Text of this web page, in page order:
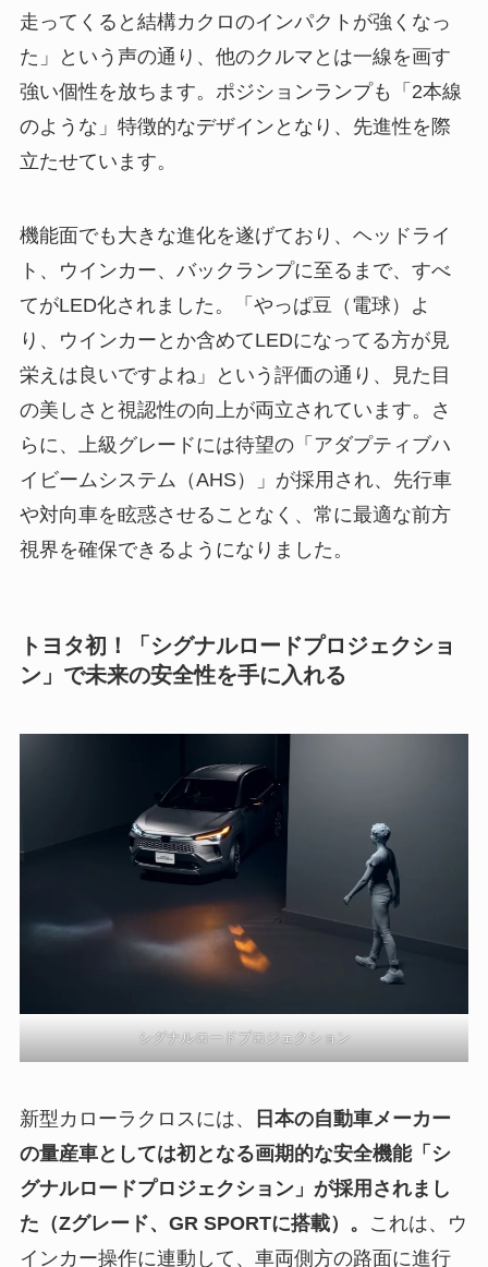
走ってくると結構カクロのインパクトが強くなっ
た」という声の通り、他のクルマとは一線を画す
強い個性を放ちます。ポジションランプも「2本線
のような」特徴的なデザインとなり、先進性を際
立たせています。
機能面でも大きな進化を遂げており、ヘッドライ
ト、ウインカー、バックランプに至るまで、すべ
てがLED化されました。「やっぱ豆（電球）よ
り、ウインカーとか含めてLEDになってる方が見
栄えは良いですよね」という評価の通り、見た目
の美しさと視認性の向上が両立されています。さ
らに、上級グレードには待望の「アダプティブハ
イビームシステム（AHS）」が採用され、先行車
や対向車を眩惑させることなく、常に最適な前方
視界を確保できるようになりました。
トヨタ初！「シグナルロードプロジェクショ
ン」で未来の安全性を手に入れる
シグナルロードプロジェクション
新型カローラクロスには、
日本の自動車メーカー
の量産車としては初となる画期的な安全機能「シ
グナルロードプロジェクション」が採用されまし
た（Zグレード、GR SPORTに搭載）。
これは、ウ
インカー操作に連動して、車両側方の路面に進行